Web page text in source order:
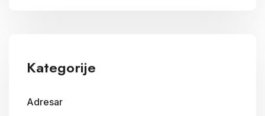
Kategorije
Adresar